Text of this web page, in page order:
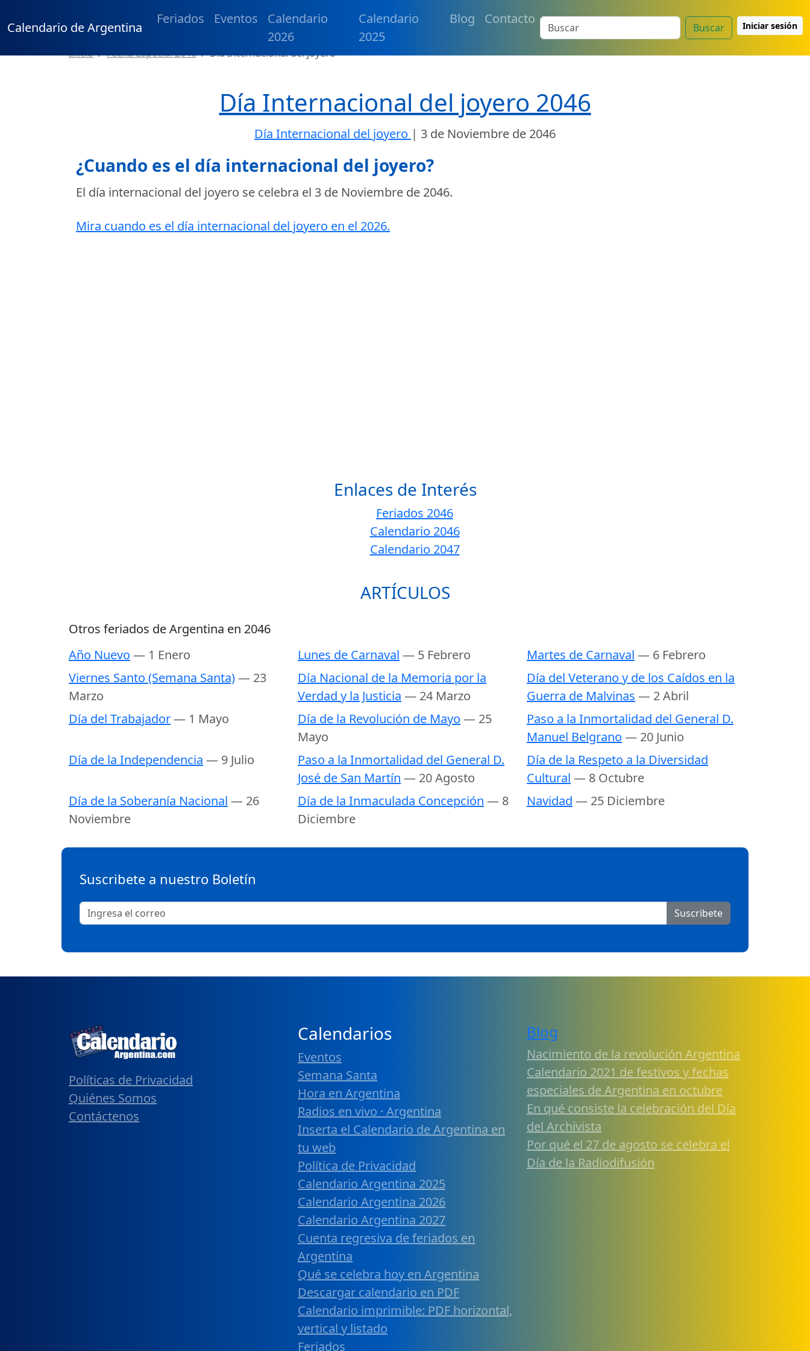
Calendario de Argentina
Feriados Eventos
Calendario
2026
Calendario
2025
Blog Contacto
Buscar Iniciar sesión
Inicio Fecha Especial 2046 Día Internacional del joyero
Día Internacional del joyero 2046
Día Internacional del joyero | 3 de Noviembre de 2046
¿Cuando es el día internacional del joyero?
El día internacional del joyero se celebra el 3 de Noviembre de 2046.
Mira cuando es el día internacional del joyero en el 2026.
Enlaces de Interés
Feriados 2046
Calendario 2046
Calendario 2047
ARTÍCULOS
Otros feriados de Argentina en 2046
Año Nuevo — 1 Enero Lunes de Carnaval — 5 Febrero Martes de Carnaval — 6 Febrero
Viernes Santo (Semana Santa)— 23
Marzo
Día Nacional de la Memoria por la
Verdad y la Justicia — 24 Marzo
Día del Veterano y de los Caídos en la
Guerra de Malvinas — 2 Abril
Día del Trabajador— 1 Mayo Día de la Revolución de Mayo — 25
Mayo
Paso a la Inmortalidad del General D.
Manuel Belgrano — 20 Junio
Día de la Independencia — 9 Julio
Paso a la Inmortalidad del General D.
José de San Martín — 20 Agosto
Día de la Respeto a la Diversidad
Cultural — 8 Octubre
Día de la Soberanía Nacional — 26
Noviembre
Día de la Inmaculada Concepción — 8
Diciembre
Navidad — 25 Diciembre
Suscribete a nuestro Boletín
Suscribete
Políticas de Privacidad
Quiénes Somos
Contáctenos
Calendarios
Eventos
Semana Santa
Hora en Argentina
Radios en vivo · Argentina
Inserta el Calendario de Argentina en
tu web
Política de Privacidad
Calendario Argentina 2025
Calendario Argentina 2026
Calendario Argentina 2027
Cuenta regresiva de feriados en
Argentina
Qué se celebra hoy en Argentina
Descargar calendario en PDF
Calendario imprimible: PDF horizontal,
vertical y listado
Feriados
Blog
Nacimiento de la revolución Argentina
Calendario 2021 de festivos y fechas
especiales de Argentina en octubre
En qué consiste la celebración del Día
del Archivista
Por qué el 27 de agosto se celebra el
Día de la Radiodifusión